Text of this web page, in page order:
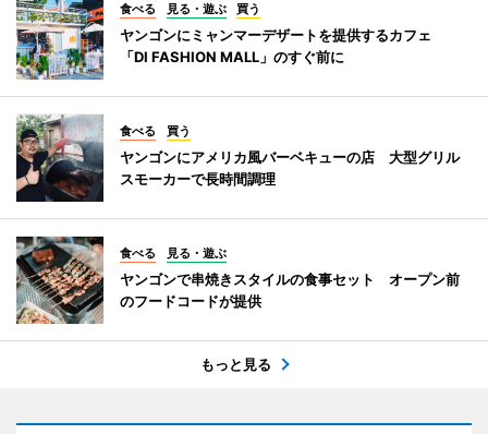
食べる 見る・遊ぶ 買う
ヤンゴンにミャンマーデザートを提供するカフェ
「DI FASHION MALL」のすぐ前に
食べる 買う
ヤンゴンにアメリカ風バーベキューの店 大型グリル
スモーカーで長時間調理
食べる 見る・遊ぶ
ヤンゴンで串焼きスタイルの食事セット オープン前
のフードコードが提供
もっと見る